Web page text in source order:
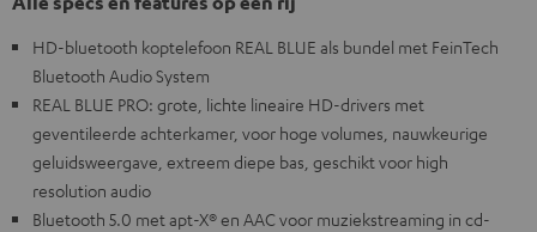
HD-bluetooth koptelefoon REAL BLUE als bundel met FeinTech
Bluetooth Audio System
REAL BLUE PRO: grote, lichte lineaire HD-drivers met
geventileerde achterkamer, voor hoge volumes, nauwkeurige
geluidsweergave, extreem diepe bas, geschikt voor high
resolution audio
Bluetooth 5.0 met apt-X® en AAC voor muziekstreaming in cd-